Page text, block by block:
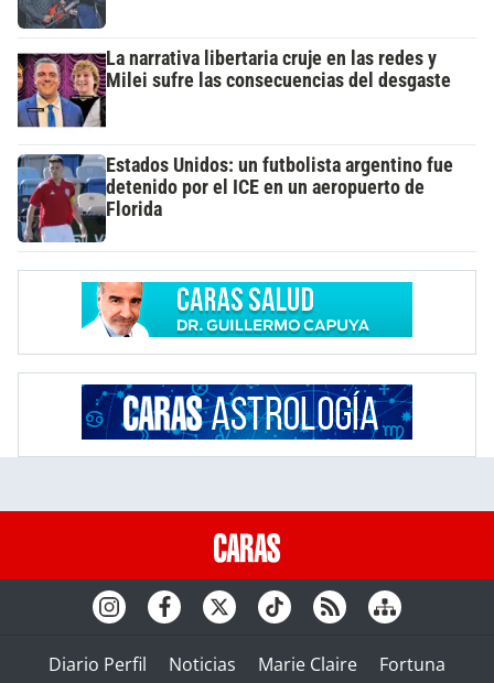
La narrativa libertaria cruje en las redes y
Milei sufre las consecuencias del desgaste
Estados Unidos: un futbolista argentino fue
detenido por el ICE en un aeropuerto de
Florida
Diario Perfil Noticias Marie Claire Fortuna